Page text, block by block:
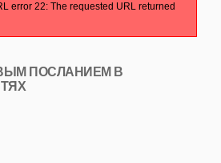
error 22: The requested URL returned
ПОСЛАНИЕМ В